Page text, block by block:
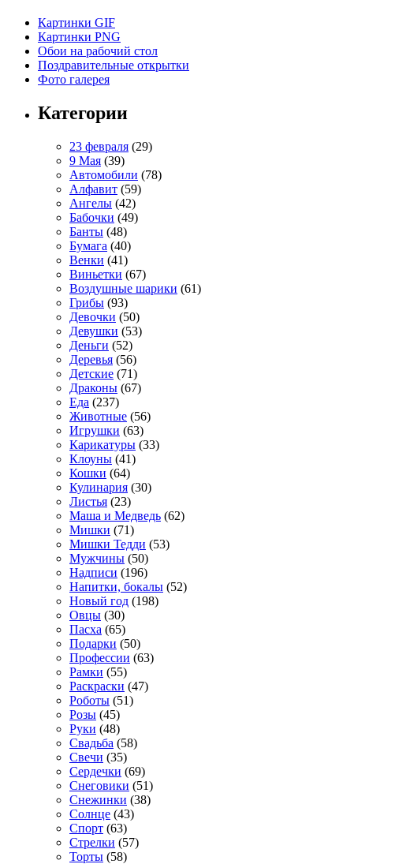
Картинки GIF
Картинки PNG
Обои на рабочий стол
Поздравительные открытки
Фото галерея
Категории
23 февраля (29)
9 Мая (39)
Автомобили (78)
Алфавит (59)
Ангелы (42)
Бабочки (49)
Банты (48)
Бумага (40)
Венки (41)
Виньетки (67)
Воздушные шарики (61)
Грибы (93)
Девочки (50)
Девушки (53)
Деньги (52)
Деревья (56)
Детские (71)
Драконы (67)
Еда (237)
Животные (56)
Игрушки (63)
Карикатуры (33)
Клоуны (41)
Кошки (64)
Кулинария (30)
Листья (23)
Маша и Медведь (62)
Мишки (71)
Мишки Тедди (53)
Мужчины (50)
Надписи (196)
Напитки, бокалы (52)
Новый год (198)
Овцы (30)
Пасха (65)
Подарки (50)
Профессии (63)
Рамки (55)
Раскраски (47)
Роботы (51)
Розы (45)
Руки (48)
Свадьба (58)
Свечи (35)
Сердечки (69)
Снеговики (51)
Снежинки (38)
Солнце (43)
Спорт (63)
Стрелки (57)
Торты (58)